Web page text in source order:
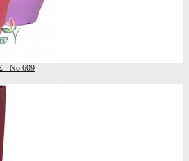
- No 609